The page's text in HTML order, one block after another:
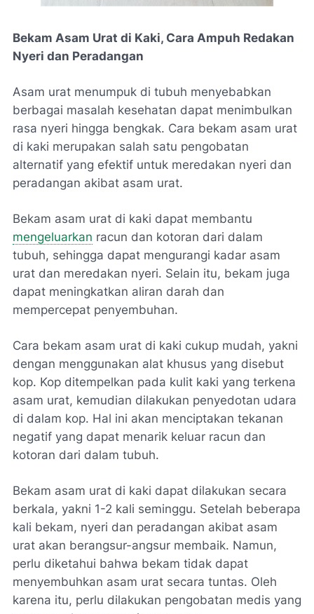
Bekam Asam Urat di Kaki, Cara Ampuh Redakan
Nyeri dan Peradangan
Asam urat menumpuk di tubuh menyebabkan
berbagai masalah kesehatan dapat menimbulkan
rasa nyeri hingga bengkak. Cara bekam asam urat
di kaki merupakan salah satu pengobatan
alternatif yang efektif untuk meredakan nyeri dan
peradangan akibat asam urat.
Bekam asam urat di kaki dapat membantu
mengeluarkan racun dan kotoran dari dalam
tubuh, sehingga dapat mengurangi kadar asam
urat dan meredakan nyeri. Selain itu, bekam juga
dapat meningkatkan aliran darah dan
mempercepat penyembuhan.
Cara bekam asam urat di kaki cukup mudah, yakni
dengan menggunakan alat khusus yang disebut
kop. Kop ditempelkan pada kulit kaki yang terkena
asam urat, kemudian dilakukan penyedotan udara
di dalam kop. Hal ini akan menciptakan tekanan
negatif yang dapat menarik keluar racun dan
kotoran dari dalam tubuh.
Bekam asam urat di kaki dapat dilakukan secara
berkala, yakni 1-2 kali seminggu. Setelah beberapa
kali bekam, nyeri dan peradangan akibat asam
urat akan berangsur-angsur membaik. Namun,
perlu diketahui bahwa bekam tidak dapat
menyembuhkan asam urat secara tuntas. Oleh
karena itu, perlu dilakukan pengobatan medis yang